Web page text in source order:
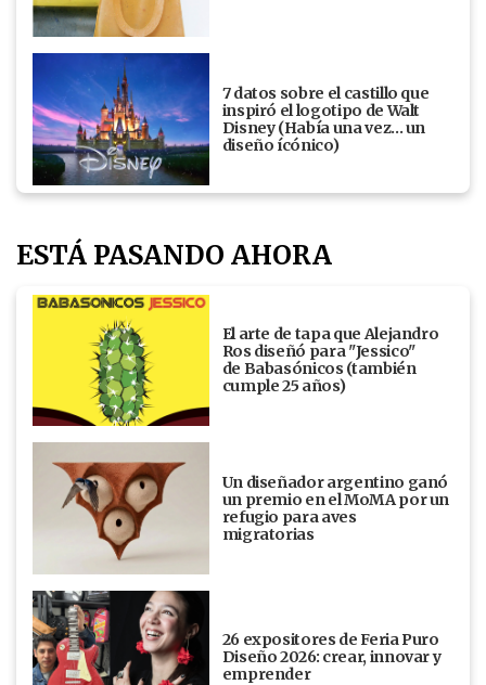
7 datos sobre el castillo que
inspiró el logotipo de Walt
Disney (Había una vez... un
diseño ícónico)
ESTÁ PASANDO AHORA
El arte de tapa que Alejandro
Ros diseñó para "Jessico"
de Babasónicos (también
cumple 25 años)
Un diseñador argentino ganó
un premio en el MoMA por un
refugio para aves
migratorias
26 expositores de Feria Puro
Diseño 2026: crear, innovar y
emprender